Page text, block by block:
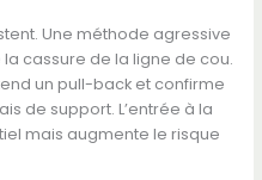
Une méthode agressive
cassure de la ligne de cou.
un pull-back et confirme
de support. L’entrée à la
mais augmente le risque